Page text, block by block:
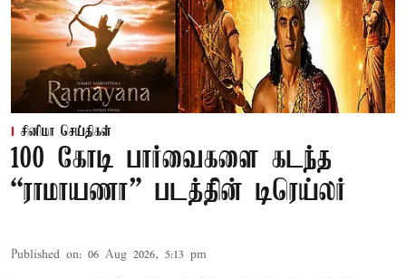
சினிமா செய்திகள்
100 கோடி பார்வைகளை கடந்த
“ராமாயணா” படத்தின் டிரெய்லர்
Published on: 06 Aug 2026, 5:13 pm